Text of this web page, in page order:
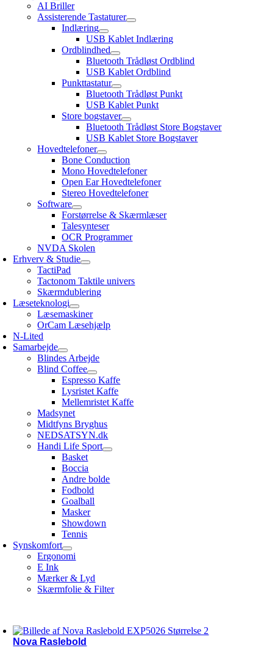
AI Briller
Assisterende Tastaturer
Indlæring
USB Kablet Indlæring
Ordblindhed
Bluetooth Trådløst Ordblind
USB Kablet Ordblind
Punkttastatur
Bluetooth Trådløst Punkt
USB Kablet Punkt
Store bogstaver
Bluetooth Trådløst Store Bogstaver
USB Kablet Store Bogstaver
Hovedtelefoner
Bone Conduction
Mono Hovedtelefoner
Open Ear Hovedtelefoner
Stereo Hovedtelefoner
Software
Forstørrelse & Skærmlæser
Talesynteser
OCR Programmer
NVDA Skolen
Erhverv & Studie
TactiPad
Tactonom Taktile univers
Skærmdublering
Læseteknologi
Læsemaskiner
OrCam Læsehjælp
N-Lited
Samarbejde
Blindes Arbejde
Blind Coffee
Espresso Kaffe
Lysristet Kaffe
Mellemristet Kaffe
Madsynet
Midtfyns Bryghus
NEDSATSYN.dk
Handi Life Sport
Basket
Boccia
Andre bolde
Fodbold
Goalball
Masker
Showdown
Tennis
Synskomfort
Ergonomi
E Ink
Mærker & Lyd
Skærmfolie & Filter
Nova Raslebold